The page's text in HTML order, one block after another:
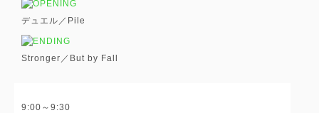
デュエル／Pile
Stronger／But by Fall
9:00～9:30